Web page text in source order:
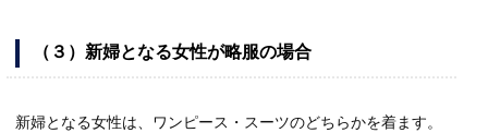
（３）新婦となる女性が略服の場合
新婦となる女性は、ワンピース・スーツのどちらかを着ます。